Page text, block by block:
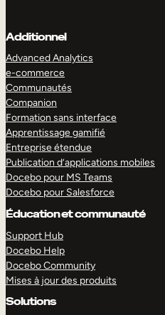
Additionnel
Advanced Analytics
e-commerce
Communautés
Companion
Formation sans interface
Apprentissage gamifié
Entreprise étendue
Publication d’applications mobiles
Docebo pour MS Teams
Docebo pour Salesforce
Éducation et communauté
Support Hub
Docebo Help
Docebo Community
Mises à jour des produits
Solutions